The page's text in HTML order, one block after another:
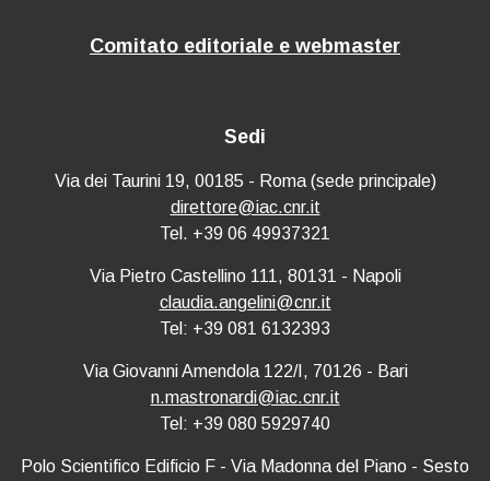
Comitato editoriale e webmaster
Sedi
Via dei Taurini 19, 00185 - Roma (sede principale)
direttore@iac.cnr.it
Tel. +39 06 49937321
Via Pietro Castellino 111, 80131 - Napoli
claudia.angelini@cnr.it
Tel: +39 081 6132393
Via Giovanni Amendola 122/I, 70126 - Bari
n.mastronardi@iac.cnr.it
Tel: +39 080 5929740
Polo Scientifico Edificio F - Via Madonna del Piano - Sesto